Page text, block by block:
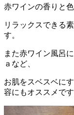
赤ワインの香りと
リラックスできる
す。
また赤ワイン風呂
ａなど、
お肌をスベスベに
容にもオススメです